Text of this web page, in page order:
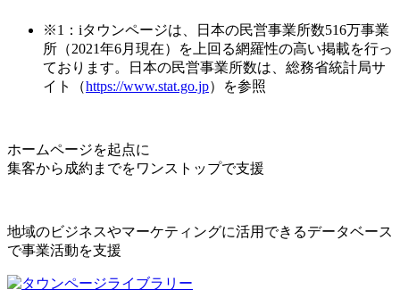
※1：iタウンページは、日本の民営事業所数516万事業
所（2021年6月現在）を上回る網羅性の高い掲載を行っ
ております。日本の民営事業所数は、総務省統計局サ
イト（https://www.stat.go.jp）を参照
ホームページを起点に
集客から成約までをワンストップで支援
地域のビジネスやマーケティングに活用できるデータベース
で事業活動を支援